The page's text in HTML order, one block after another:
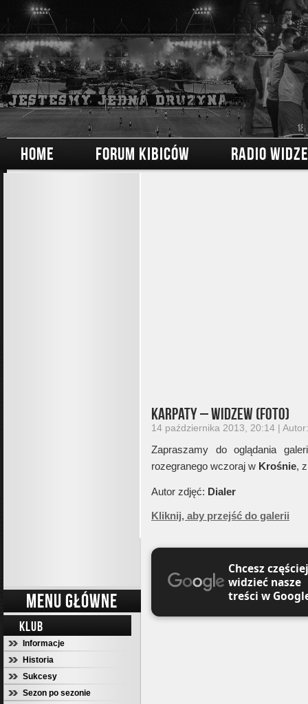
HOME FORUM KIBICÓW RADIO
MENU GŁÓWNE
KLUB
Informacje
Historia
Sukcesy
Sezon po sezonie
Karpaty – Widzew (foto)
14 października 2013, 20:14 |
Zapraszamy do oglądania
rozegranego wczoraj w Krośnie,
Autor zdjęć: Dialer
Kliknij, aby przejść do galerii
Chcesz częściej
widzieć nasze
treści w